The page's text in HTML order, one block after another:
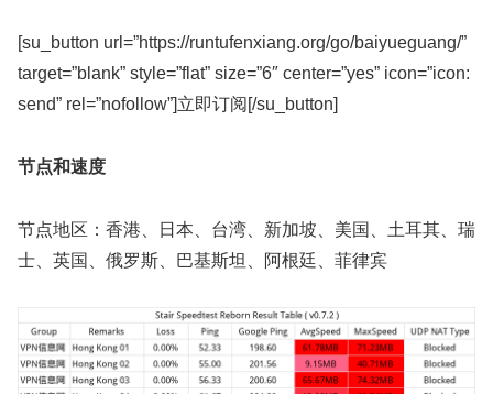
[su_button url=”https://runtufenxiang.org/go/baiyueguang/”
target=”blank” style=”flat” size=”6″ center=”yes” icon=”icon:
send” rel=”nofollow”]立即订阅[/su_button]
节点和速度
节点地区：香港、日本、台湾、新加坡、美国、土耳其、瑞
士、英国、俄罗斯、巴基斯坦、阿根廷、菲律宾